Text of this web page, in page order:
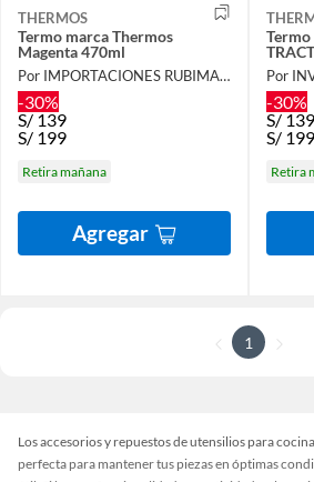
THERMOS
Termo marca Thermos
Magenta 470ml
Por IMPORTACIONES RUBIMAR S.A.C.
-30%
S/ 139
S/ 199
Retira mañana
Agregar
Por
-30%
S/ 139
S/ 199
Retira
1
Los accesorios y repuestos de utensilios para
perfecta para mantener tus piezas en óptimas